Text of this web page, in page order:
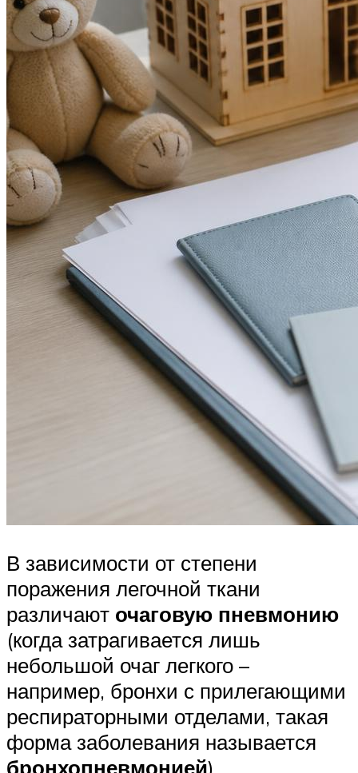
В зависимости от степени
поражения легочной ткани
различают очаговую пневмонию
(когда затрагивается лишь
небольшой очаг легкого –
например, бронхи с прилегающими
респираторными отделами, такая
форма заболевания называется
бронхопневмонией),